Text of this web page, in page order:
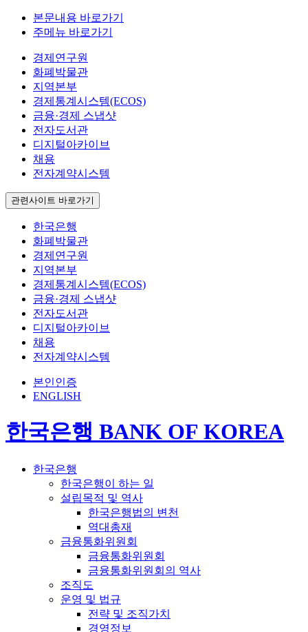
본문내용 바로가기
주메뉴 바로가기
경제연구원
화폐박물관
지역본부
경제통계시스템(ECOS)
금융·경제 스냅샷
전자도서관
디지털아카이브
채용
전자계약시스템
관련사이트 바로가기
한국은행
화폐박물관
경제연구원
지역본부
경제통계시스템(ECOS)
금융·경제 스냅샷
전자도서관
디지털아카이브
채용
전자계약시스템
본인인증
ENGLISH
한국은행 BANK OF KOREA
한국은행
한국은행이 하는 일
설립목적 및 역사
한국은행법의 변천
역대총재
금융통화위원회
금융통화위원회
금융통화위원회의 역사
조직도
운영 및 법규
전략 및 조직가치
경영정보